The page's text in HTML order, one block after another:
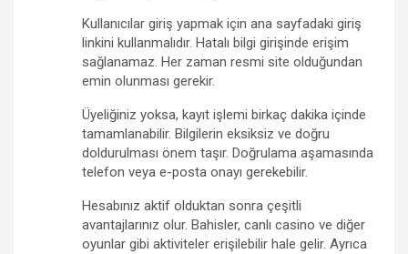
Kullanıcılar giriş yapmak için ana sayfadaki giriş
linkini kullanmalıdır. Hatalı bilgi girişinde erişim
sağlanamaz. Her zaman resmi site olduğundan
emin olunması gerekir.
Üyeliğiniz yoksa, kayıt işlemi birkaç dakika içinde
tamamlanabilir. Bilgilerin eksiksiz ve doğru
doldurulması önem taşır. Doğrulama aşamasında
telefon veya e-posta onayı gerekebilir.
Hesabınız aktif olduktan sonra çeşitli
avantajlarınız olur. Bahisler, canlı casino ve diğer
oyunlar gibi aktiviteler erişilebilir hale gelir. Ayrıca